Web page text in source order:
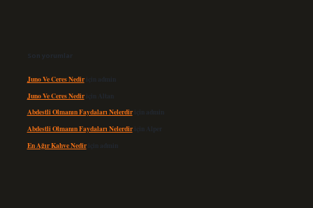
Son yorumlar
Juno Ve Ceres Nediriçin admin
Juno Ve Ceres Nediriçin Altan
Abdestli Olmanın Faydaları Nelerdiriçin admin
Abdestli Olmanın Faydaları Nelerdiriçin Alper
En Ağır Kahve Nediriçin admin